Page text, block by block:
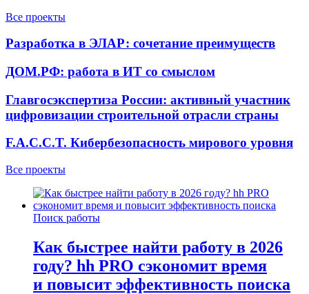
Все проекты
Разработка в ЭЛАР: сочетание преимуществ
ДОМ.РФ: работа в ИТ со смыслом
Главгосэкспертиза России: активный участник
цифровизации строительной отрасли страны
F.A.C.C.T. Кибербезопасность мирового уровня
Все проекты
Поиск работы
Как быстрее найти работу в 2026
году? hh PRO сэкономит время
и повысит эффективность поиска